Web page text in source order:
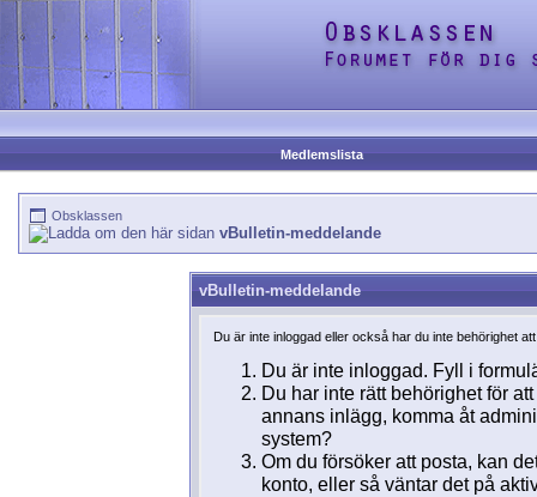
Medlemslista
Obsklassen
vBulletin-meddelande
vBulletin-meddelande
Du är inte inloggad eller också har du inte behörighet
Du är inte inloggad. Fyll i
Du har inte rätt behörighet för
annans inlägg, komma åt
system?
Om du försöker att posta, kan
konto, eller så väntar det på